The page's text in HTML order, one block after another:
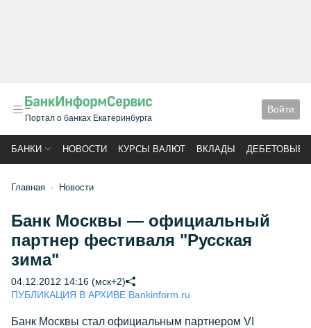
Портал о банках Екатеринбурга
Войти
БАНКИ НОВОСТИ КУРСЫ ВАЛЮТ ВКЛАДЫ ДЕБЕТОВЫЕ
Главная Новости
Банк Москвы — официальный
партнер фестиваля "Русская
зима"
04.12.2012 14:16 (мск+2)
ПУБЛИКАЦИЯ В АРХИВЕ Bankinform.ru
Банк Москвы стал официальным партнером VI